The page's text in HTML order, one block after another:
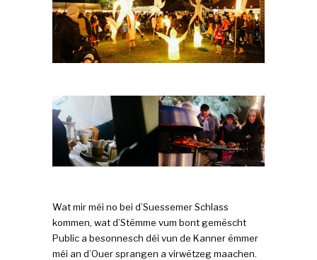
Wat mir méi no bei d’Suessemer Schlass
kommen, wat d’Stëmme vum bont gemëscht
Public a besonnesch déi vun de Kanner ëmmer
méi an d’Ouer sprangen a virwëtzeg maachen.